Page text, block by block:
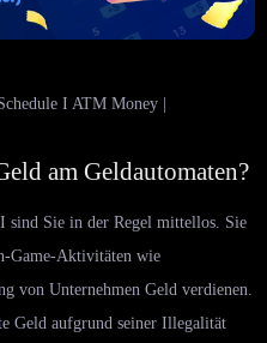
am Geldautomaten?
sind Sie in der Regel mittellos. Sie
Game-Aktivitäten wie
von Unternehmen Geld verdienen.
Geld aufgrund seiner Illegalität